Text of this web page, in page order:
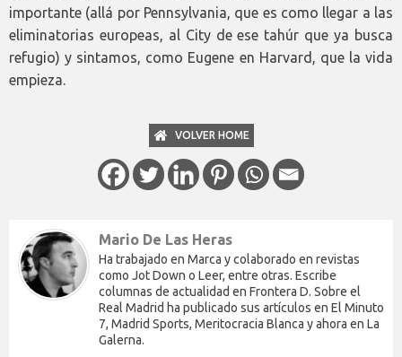
importante (allá por Pennsylvania, que es como llegar a las
eliminatorias europeas, al City de ese tahúr que ya busca
refugio) y sintamos, como Eugene en Harvard, que la vida
empieza.
VOLVER HOME
Mario De Las Heras
Ha trabajado en Marca y colaborado en revistas
como Jot Down o Leer, entre otras. Escribe
columnas de actualidad en Frontera D. Sobre el
Real Madrid ha publicado sus artículos en El Minuto
7, Madrid Sports, Meritocracia Blanca y ahora en La
Galerna.